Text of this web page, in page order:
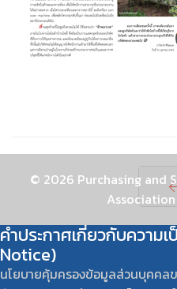
© 2026 Purchasing and
คำประกาศเกี่ยวกับความ
Notice)
นโยบายคุ้มครองข้อมูลส่วนบุคคล